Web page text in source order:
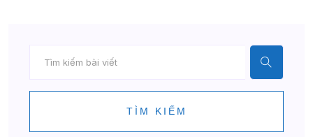
TÌM KIẾM